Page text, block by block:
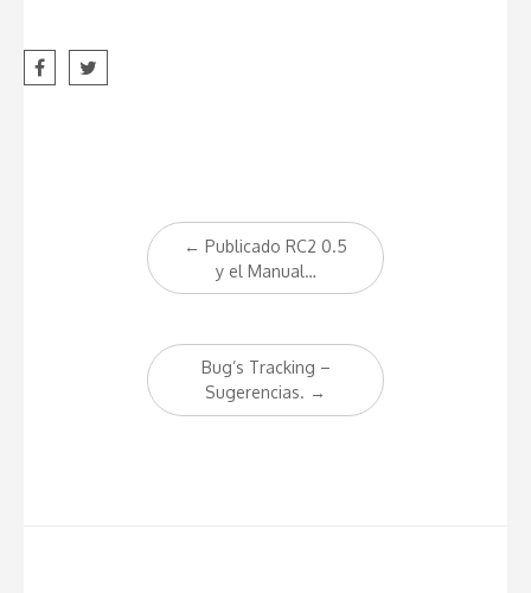
spam crear cuentas. Si
alguien tiene alguna
navigation
← Publicado RC2 0.5
y el Manual…
Bug’s Tracking –
Sugerencias. →